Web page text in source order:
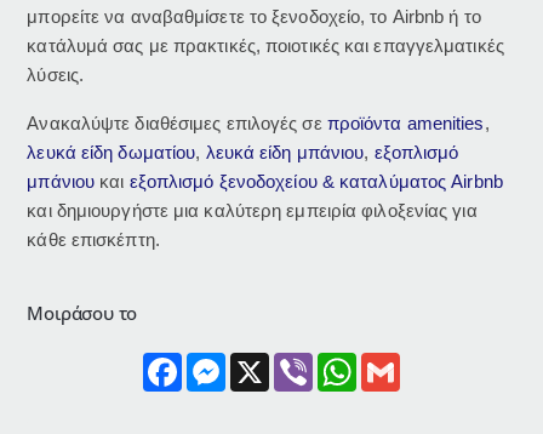
μπορείτε να αναβαθμίσετε το ξενοδοχείο, το Airbnb ή το
κατάλυμά σας με πρακτικές, ποιοτικές και επαγγελματικές
λύσεις.
Ανακαλύψτε διαθέσιμες επιλογές σε προϊόντα amenities,
λευκά είδη δωματίου, λευκά είδη μπάνιου, εξοπλισμό
μπάνιου και εξοπλισμό ξενοδοχείου & καταλύματος Airbnb
και δημιουργήστε μια καλύτερη εμπειρία φιλοξενίας για
κάθε επισκέπτη.
Μοιράσου το
FacebookMessenger
X Viber WhatsApp